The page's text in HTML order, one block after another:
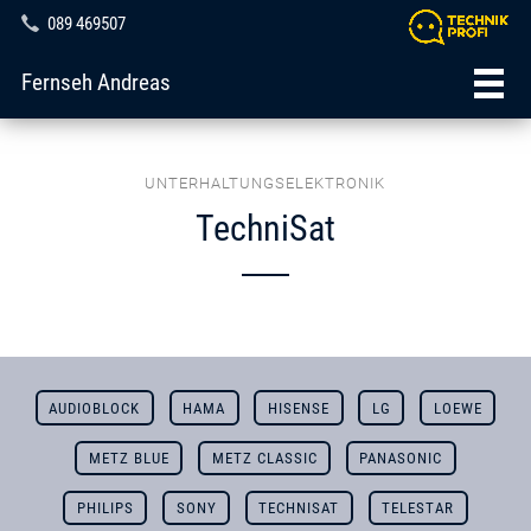
089 469507
Fernseh Andreas
UNTERHALTUNGSELEKTRONIK
TechniSat
AUDIOBLOCK HAMA HISENSE LG LOEWE
METZ BLUE METZ CLASSIC PANASONIC
PHILIPS SONY TECHNISAT TELESTAR